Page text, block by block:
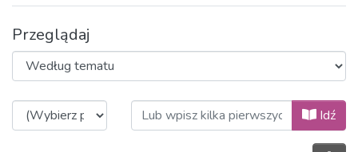
Przeglądaj
Przeglądanie 2019, Volume 12,Idź